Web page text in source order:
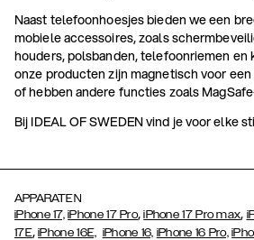
Naast telefoonhoesjes bieden we een
mobiele accessoires, zoals
houders, polsbanden, telefoonriemen en
onze producten zijn magnetisch voor
of hebben andere functies zoals
Bij IDEAL OF SWEDEN vind je voor elke
APPARATEN
iPhone 17, iPhone 17 Pro,iPhone 17 Pro max,
17E,iPhone 16E, iPhone 16, iPhone 16 Pro,